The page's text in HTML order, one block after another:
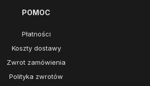
POMOC
Płatności
Koszty dostawy
Zwrot zamówienia
Polityka zwrotów